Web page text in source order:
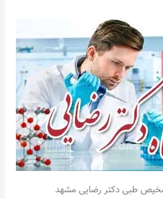
طبی دکتر رضایی مشهد